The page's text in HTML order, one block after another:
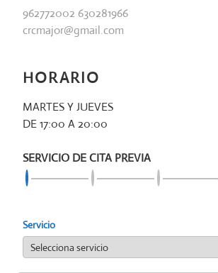
962772002 630281966
crcmajor@gmail.com
HORARIO
MARTES Y JUEVES
DE 17:00 A 20:00
SERVICIO DE CITA PREVIA
Servicio